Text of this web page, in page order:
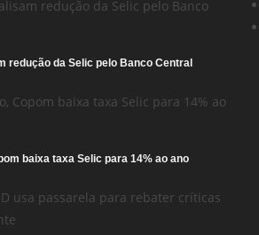
redução da Selic pelo Banco Central
baixa taxa Selic para 14% ao ano